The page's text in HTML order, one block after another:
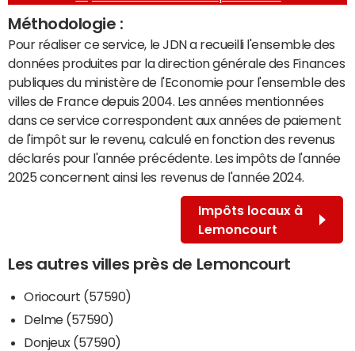
Méthodologie :
Pour réaliser ce service, le JDN a recueilli l'ensemble des
données produites par la direction générale des Finances
publiques du ministère de l'Economie pour l'ensemble des
villes de France depuis 2004. Les années mentionnées
dans ce service correspondent aux années de paiement
de l'impôt sur le revenu, calculé en fonction des revenus
déclarés pour l'année précédente. Les impôts de l'année
2025 concernent ainsi les revenus de l'année 2024.
Impôts locaux à
Lemoncourt
Les autres villes près de Lemoncourt
Oriocourt (57590)
Delme (57590)
Donjeux (57590)